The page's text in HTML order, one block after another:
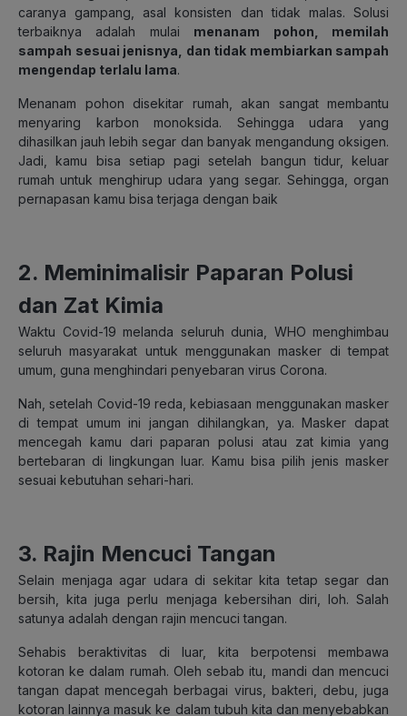
caranya gampang, asal konsisten dan tidak malas. Solusi
terbaiknya adalah mulai menanam pohon, memilah
sampah sesuai jenisnya, dan tidak membiarkan sampah
mengendap terlalu lama.
Menanam pohon disekitar rumah, akan sangat membantu
menyaring karbon monoksida. Sehingga udara yang
dihasilkan jauh lebih segar dan banyak mengandung oksigen.
Jadi, kamu bisa setiap pagi setelah bangun tidur, keluar
rumah untuk menghirup udara yang segar. Sehingga, organ
pernapasan kamu bisa terjaga dengan baik
2. Meminimalisir Paparan Polusi
dan Zat Kimia
Waktu Covid-19 melanda seluruh dunia, WHO menghimbau
seluruh masyarakat untuk menggunakan masker di tempat
umum, guna menghindari penyebaran virus Corona.
Nah, setelah Covid-19 reda, kebiasaan menggunakan masker
di tempat umum ini jangan dihilangkan, ya. Masker dapat
mencegah kamu dari paparan polusi atau zat kimia yang
bertebaran di lingkungan luar. Kamu bisa pilih jenis masker
sesuai kebutuhan sehari-hari.
3. Rajin Mencuci Tangan
Selain menjaga agar udara di sekitar kita tetap segar dan
bersih, kita juga perlu menjaga kebersihan diri, loh. Salah
satunya adalah dengan rajin mencuci tangan.
Sehabis beraktivitas di luar, kita berpotensi membawa
kotoran ke dalam rumah. Oleh sebab itu, mandi dan mencuci
tangan dapat mencegah berbagai virus, bakteri, debu, juga
kotoran lainnya masuk ke dalam tubuh kita dan menyebabkan